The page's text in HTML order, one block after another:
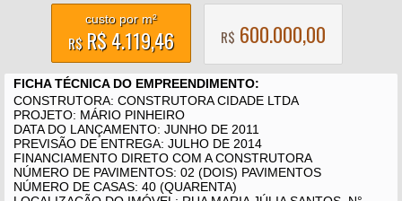
custo por m²
R$R$ 4.119,46 R$ 600.000,00
FICHA TÉCNICA DO EMPREENDIMENTO:
CONSTRUTORA: CONSTRUTORA CIDADE LTDA
PROJETO: MÁRIO PINHEIRO
DATA DO LANÇAMENTO: JUNHO DE 2011
PREVISÃO DE ENTREGA: JULHO DE 2014
FINANCIAMENTO DIRETO COM A CONSTRUTORA
NÚMERO DE PAVIMENTOS: 02 (DOIS) PAVIMENTOS
NÚMERO DE CASAS: 40 (QUARENTA)